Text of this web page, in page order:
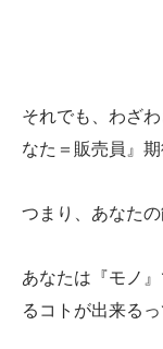
それでも、わざ
なた＝販売員』期
つまり、あなた
あなたは『モノ
るコトが出来るっ